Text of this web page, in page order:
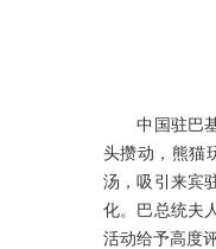
中国驻巴基
头攒动，熊猫
汤，吸引来宾
化。巴总统夫
活动给予高度评